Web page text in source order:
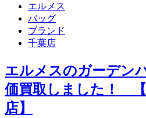
エルメス
バッグ
ブランド
千葉店
エルメスのガーデン
価買取しました！
店】